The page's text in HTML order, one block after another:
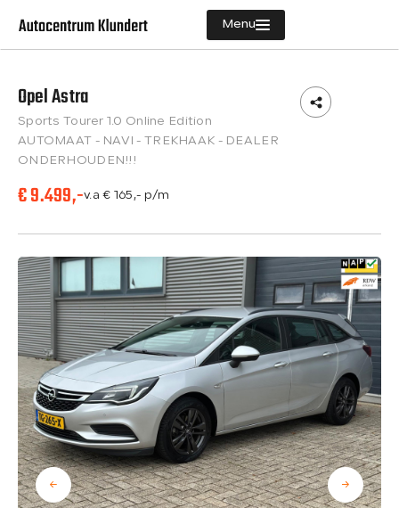
Menu
Diensten
Contact
Opel Astra
Sports Tourer 1.0 Online Edition
AUTOMAAT - NAVI - TREKHAAK - DEALER
ONDERHOUDEN!!!
€ 9.499,-v.a € 165,- p/m